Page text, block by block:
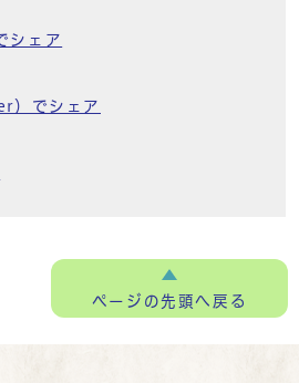
シェア
）でシェア
ページの先頭へ戻る